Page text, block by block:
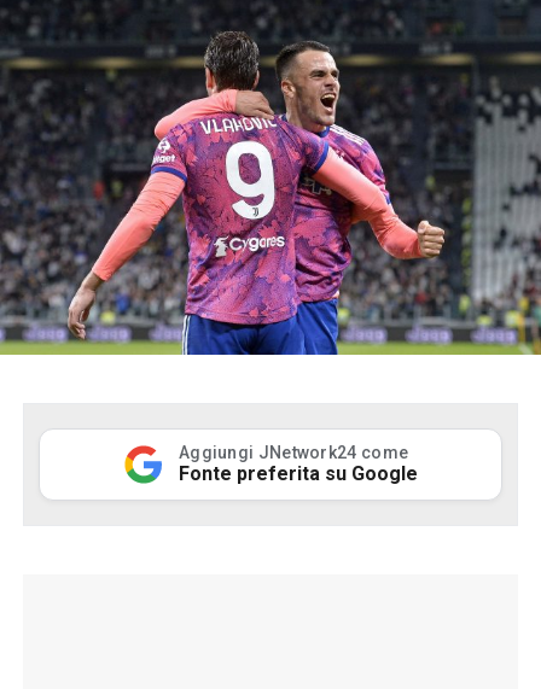
Aggiungi JNetwork24 come
Fonte preferita su Google